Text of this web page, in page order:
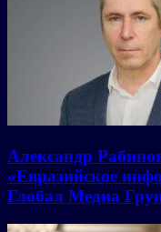
Александр
«Евразийское
Глобал Медиа